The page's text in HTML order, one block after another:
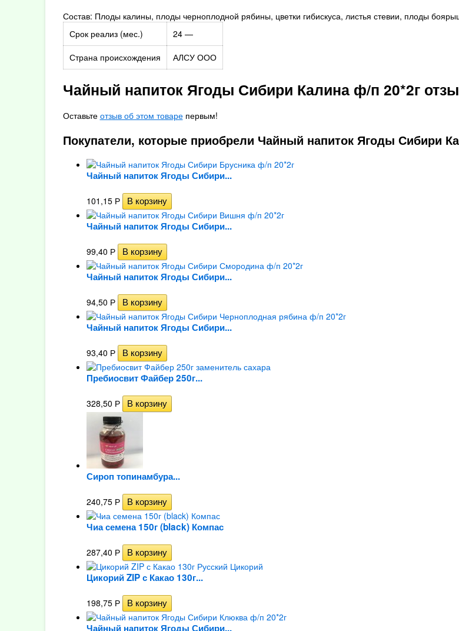
Состав: Плоды калины, плоды черноплодной рябины, цветки гибискуса, листья стевии, плоды
Срок реализ (мес.)
24 —
Страна происхождения
АЛСУ ООО
Чайный напиток Ягоды Сибири Калина ф/п 20*2г
Оставьте отзыв об этом товарепервым!
Покупатели, которые приобрели Чайный напиток Ягоды Сибири
Чайный напиток Ягоды Сибири...
101,15 Р
Чайный напиток Ягоды Сибири...
99,40 Р
Чайный напиток Ягоды Сибири...
94,50 Р
Чайный напиток Ягоды Сибири...
93,40 Р
Пребиосвит Файбер 250г...
328,50 Р
Сироп топинамбура...
240,75 Р
Чиа семена 150г (black) Компас
287,40 Р
Цикорий ZIP с Какао 130г...
198,75 Р
Чайный напиток Ягоды Сибири...